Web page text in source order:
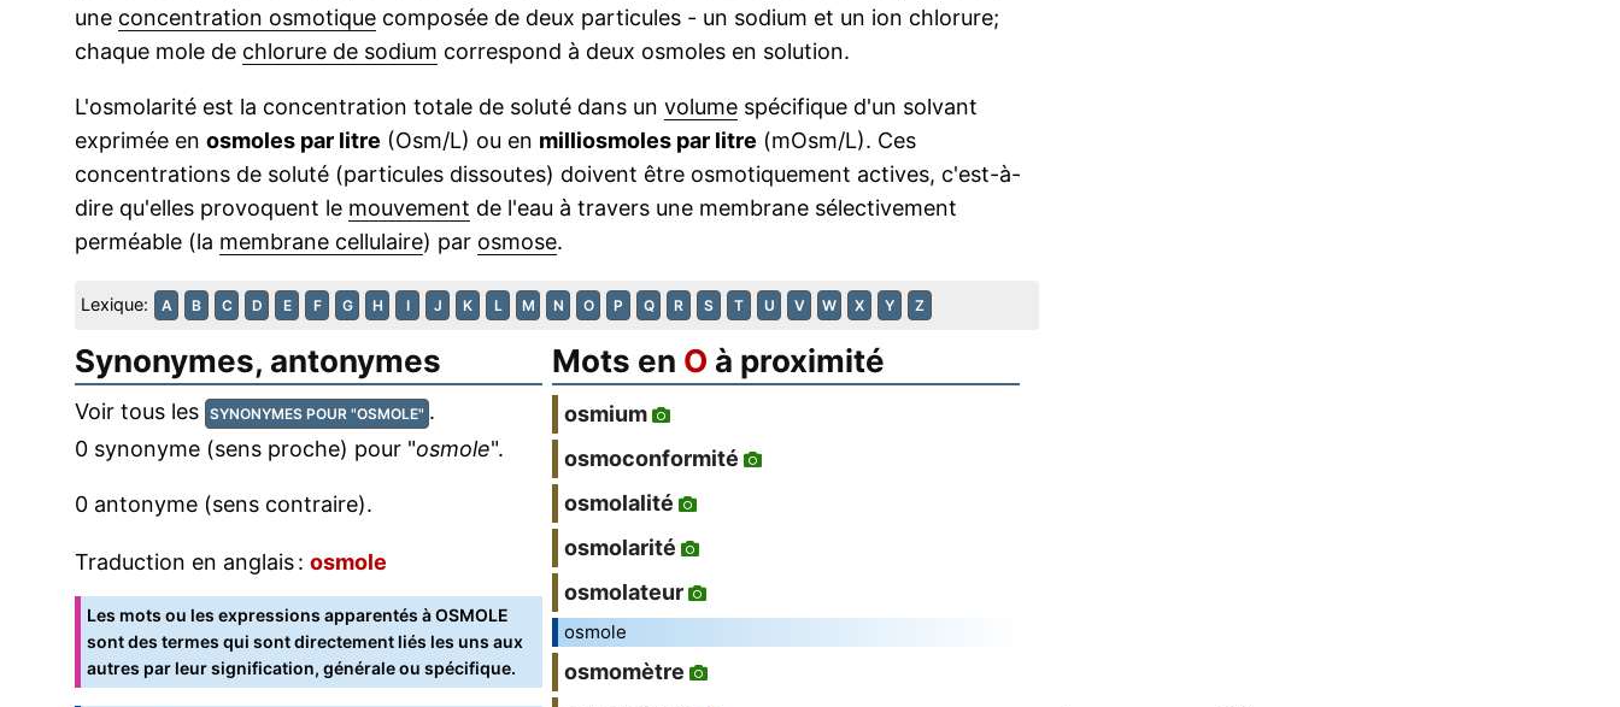
une concentration osmotique composée de deux particules - un sodium et un ion chlorure;
chaque mole de chlorure de sodium correspond à deux osmoles en solution.
L'osmolarité est la concentration totale de soluté dans un volume spécifique d'un solvant
exprimée en osmoles par litre (Osm/L) ou en milliosmoles par litre (mOsm/L). Ces
concentrations de soluté (particules dissoutes) doivent être osmotiquement actives, c'est-à-
dire qu'elles provoquent le mouvement de l'eau à travers une membrane sélectivement
perméable (la membrane cellulaire) par osmose.
Lexique: A B C D E F G H I J K L M N O P Q R S T U V W X Y Z
Synonymes, antonymes
Voir tous les SYNONYMES POUR "OSMOLE" .
0 synonyme (sens proche) pour "osmole".
0 antonyme (sens contraire).
Traduction en anglais : osmole
Les mots ou les expressions apparentés à OSMOLE
sont des termes qui sont directement liés les uns aux
autres par leur signification, générale ou spécifique.
Mots en O à proximité
osmium
osmoconformité
osmolalité
osmolarité
osmolateur
osmole
osmomètre